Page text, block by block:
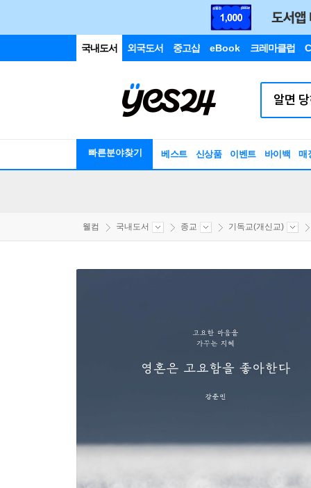
국내도서 외국도서 중고샵 eBook 크레마클럽
빠른분야찾기 베스트 신상품 이벤트 바이백 매
웰컴 국내도서 종교 기독교(개신교)